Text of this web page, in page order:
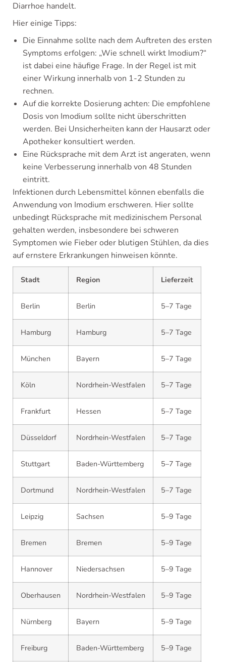
Diarrhoe handelt.
Hier einige Tipps:
Die Einnahme sollte nach dem Auftreten des ersten
Symptoms erfolgen: „Wie schnell wirkt Imodium?“
ist dabei eine häufige Frage. In der Regel ist mit
einer Wirkung innerhalb von 1-2 Stunden zu
rechnen.
Auf die korrekte Dosierung achten: Die empfohlene
Dosis von Imodium sollte nicht überschritten
werden. Bei Unsicherheiten kann der Hausarzt oder
Apotheker konsultiert werden.
Eine Rücksprache mit dem Arzt ist angeraten, wenn
keine Verbesserung innerhalb von 48 Stunden
eintritt.
Infektionen durch Lebensmittel können ebenfalls die
Anwendung von Imodium erschweren. Hier sollte
unbedingt Rücksprache mit medizinischem Personal
gehalten werden, insbesondere bei schweren
Symptomen wie Fieber oder blutigen Stühlen, da dies
auf ernstere Erkrankungen hinweisen könnte.
Stadt Region Lieferzeit
Berlin Berlin 5–7 Tage
Hamburg Hamburg 5–7 Tage
München Bayern 5–7 Tage
Köln Nordrhein-Westfalen 5–7 Tage
Frankfurt Hessen 5–7 Tage
Düsseldorf Nordrhein-Westfalen 5–7 Tage
Stuttgart Baden-Württemberg 5–7 Tage
Dortmund Nordrhein-Westfalen 5–7 Tage
Leipzig Sachsen 5–9 Tage
Bremen Bremen 5–9 Tage
Hannover Niedersachsen 5–9 Tage
Oberhausen Nordrhein-Westfalen 5–9 Tage
Nürnberg Bayern 5–9 Tage
Freiburg Baden-Württemberg 5–9 Tage